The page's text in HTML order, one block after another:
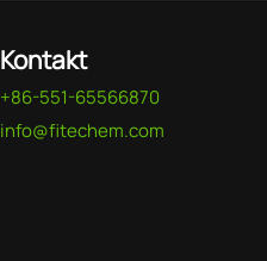
Kontakt
+86-551-65566870
info@fitechem.com